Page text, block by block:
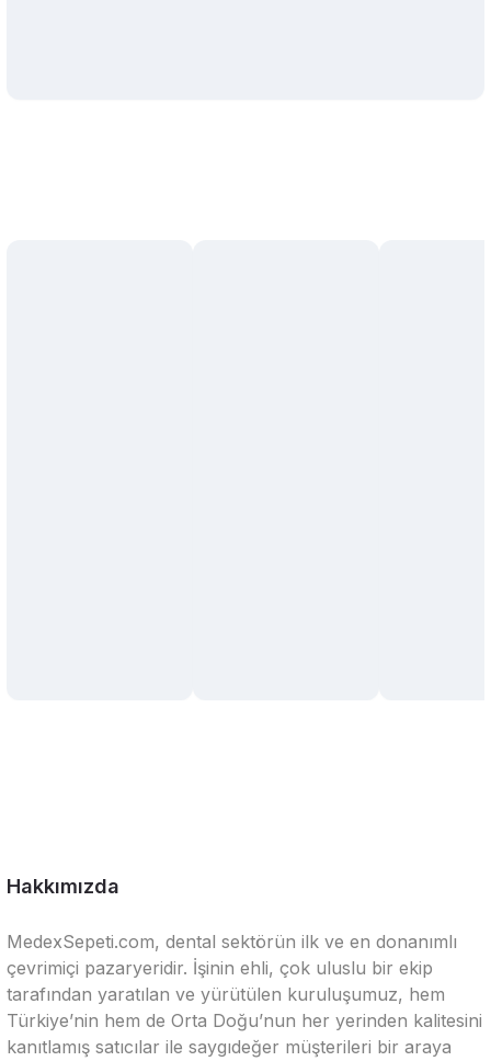
Hakkımızda
MedexSepeti.com, dental sektörün ilk ve en donanımlı
çevrimiçi pazaryeridir. İşinin ehli, çok uluslu bir ekip
tarafından yaratılan ve yürütülen kuruluşumuz, hem
Türkiye’nin hem de Orta Doğu’nun her yerinden kalitesini
kanıtlamış satıcılar ile saygıdeğer müşterileri bir araya